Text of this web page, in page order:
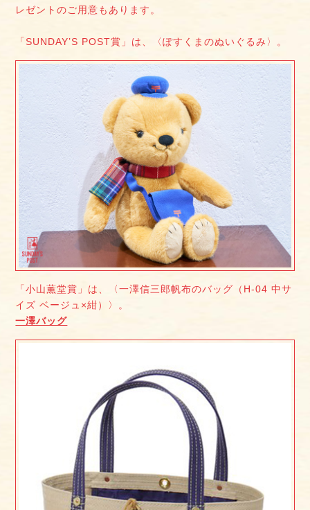
レゼントのご用意もあります。
「SUNDAY’S POST賞」は、〈ぽすくまのぬいぐるみ〉。
「小山薫堂賞」は、〈一澤信三郎帆布のバッグ（H-04 中サ
イズ ベージュ×紺）〉。
一澤バッグ